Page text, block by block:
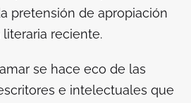
pretensión de apropiación
literaria reciente.
se hace eco de las
e intelectuales que